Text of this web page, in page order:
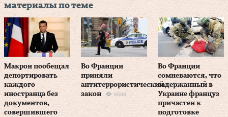
материалы по теме
Макрон пообещал
депортировать
каждого
иностранца без
документов,
совершившего
Во Франции
приняли
антитеррористический
закон
8688
Во Франции
сомневаются, что
задержанный в
Украине француз
причастен к
подготовке